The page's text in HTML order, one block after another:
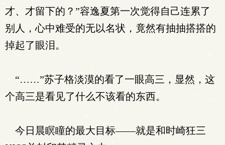
才、才留下的？”容逸夏第一次觉得自己连累了
别人，心中难受的无以名状，竟然有抽抽搭搭的
掉起了眼泪。
“……”苏子格淡漠的看了一眼高三，显然，这
个高三是看见了什么不该看的东西。
今日晨瞑瞳的最大目标——就是和时崎狂三